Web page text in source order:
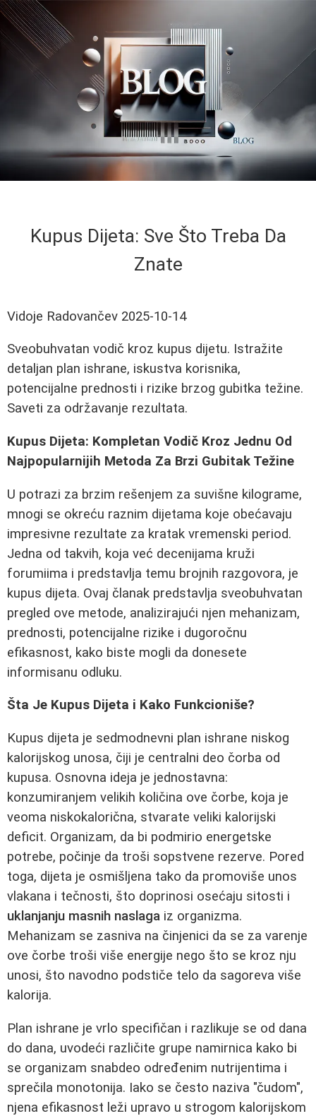
Kupus Dijeta: Sve Što Treba Da
Znate
Vidoje Radovančev 2025-10-14
Sveobuhvatan vodič kroz kupus dijetu. Istražite
detaljan plan ishrane, iskustva korisnika,
potencijalne prednosti i rizike brzog gubitka težine.
Saveti za održavanje rezultata.
Kupus Dijeta: Kompletan Vodič Kroz Jednu Od
Najpopularnijih Metoda Za Brzi Gubitak Težine
U potrazi za brzim rešenjem za suvišne kilograme,
mnogi se okreću raznim dijetama koje obećavaju
impresivne rezultate za kratak vremenski period.
Jedna od takvih, koja već decenijama kruži
forumiima i predstavlja temu brojnih razgovora, je
kupus dijeta. Ovaj članak predstavlja sveobuhvatan
pregled ove metode, analizirajući njen mehanizam,
prednosti, potencijalne rizike i dugoročnu
efikasnost, kako biste mogli da donesete
informisanu odluku.
Šta Je Kupus Dijeta i Kako Funkcioniše?
Kupus dijeta je sedmodnevni plan ishrane niskog
kalorijskog unosa, čiji je centralni deo čorba od
kupusa. Osnovna ideja je jednostavna:
konzumiranjem velikih količina ove čorbe, koja je
veoma niskokalorična, stvarate veliki kalorijski
deficit. Organizam, da bi podmirio energetske
potrebe, počinje da troši sopstvene rezerve. Pored
toga, dijeta je osmišljena tako da promoviše unos
vlakana i tečnosti, što doprinosi osećaju sitosti i
uklanjanju masnih naslaga iz organizma.
Mehanizam se zasniva na činjenici da se za varenje
ove čorbe troši više energije nego što se kroz nju
unosi, što navodno podstiče telo da sagoreva više
kalorija.
Plan ishrane je vrlo specifičan i razlikuje se od dana
do dana, uvodeći različite grupe namirnica kako bi
se organizam snabdeo određenim nutrijentima i
sprečila monotonija. Iako se često naziva "čudom",
njena efikasnost leži upravo u strogom kalorijskom